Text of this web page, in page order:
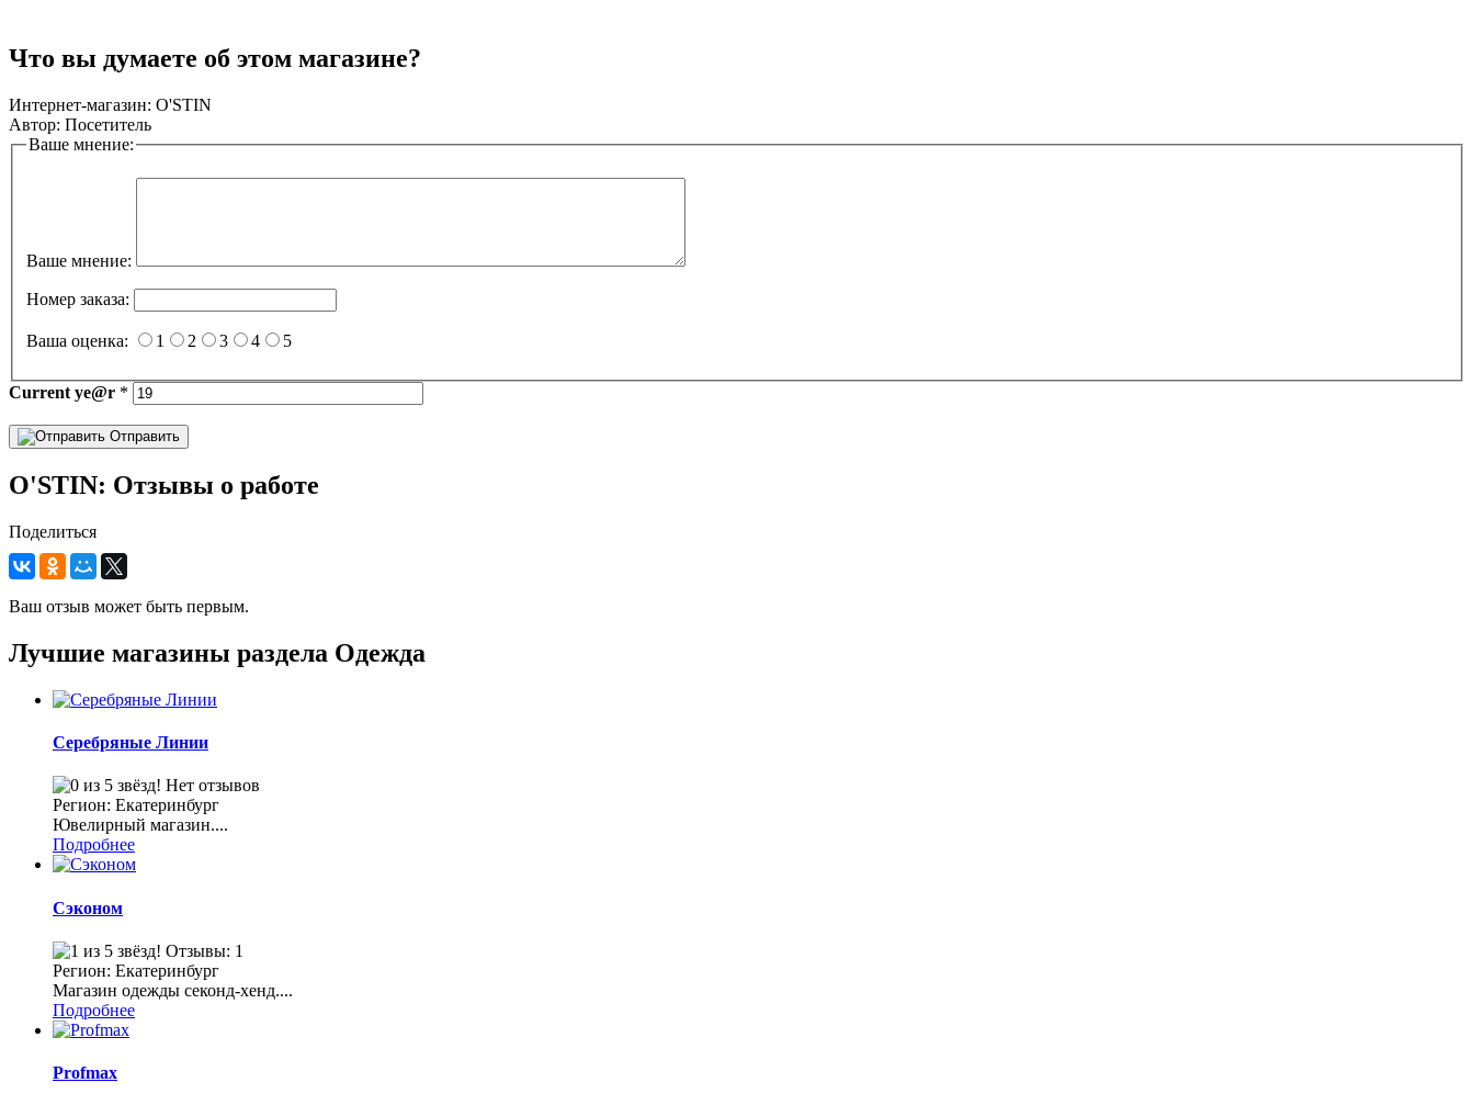
Что вы думаете об этом магазине?
Интернет-магазин: O'STIN
Автор: Посетитель
Ваше мнение:
Ваше мнение:
Номер заказа:
Ваша оценка: 1 2 3 4 5
Current ye@r *
Отправить
O'STIN: Отзывы о работе
Поделиться
Ваш отзыв может быть первым.
Лучшие магазины раздела Одежда
Серебряные Линии
Нет отзывов
Регион: Екатеринбург
Ювелирный магазин....
Подробнее
Сэконом
Отзывы: 1
Регион: Екатеринбург
Магазин одежды секонд-хенд....
Подробнее
Profmax